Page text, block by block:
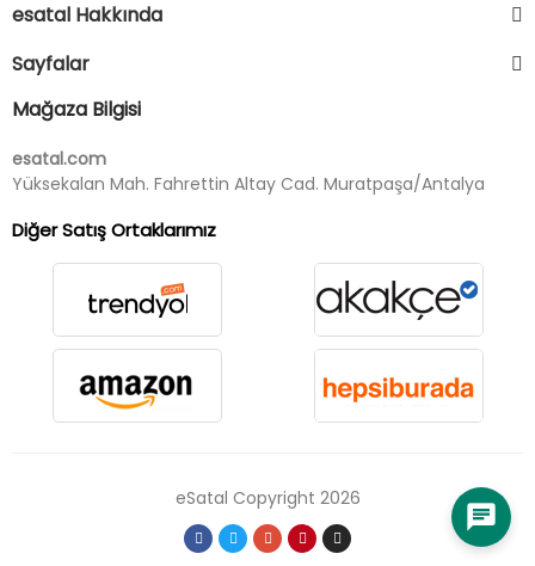
chat
esatal Hakkında
Sayfalar
Mağaza Bilgisi
esatal.com
Yüksekalan Mah. Fahrettin Altay Cad. Muratpaşa/Antalya
Diğer Satış Ortaklarımız
eSatal Copyright 2026